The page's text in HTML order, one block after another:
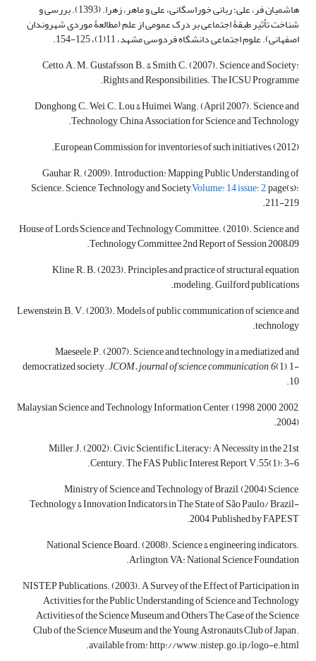
هاشمیان فر، علی؛ ربانی خوراسگانی، علی و ماهر، زهرا. (1393). بررسی و
شناخت تأثیر طبقۀ اجتماعی بر درک عمومی از علم (مطالعۀ موردی شهروندان
اصفهانی). علوم اجتماعی دانشگاه فردوسی مشهد، 11(1)، 125-154.
Cetto, A. M., Gustafsson, B., & Smith, C. (2007). Science and Society:
Rights and Responsibilities. The ICSU Programme.
Donghong, C., Wei, C., Lou & Huimei, Wang. (April 2007). Science and
Technology, China Association for Science and Technology.
European Commission for inventories of such initiatives, (2012).
Gauhar, R. (2009). Introduction: Mapping Public Understanding of
Science. Science, Technology and Society,Volume: 14 issue: 2,page(s):
211-219.
House of Lords Science and Technology Committee. (2010). Science and
Technology Committee 2nd Report of Session 2008–09.
Kline, R. B. (2023). Principles and practice of structural equation
modeling. Guilford publications.
Lewenstein, B. V. (2003). Models of public communication of science and
technology.
Maeseele, P. (2007). Science and technology in a mediatized and
democratized society.JCOM.journal ofscience communication,6(1), 1-
10.
Malaysian Science and Technology Information Center, (1998, 2000, 2002,
2004).
Miller, J. (2002). Civic Scientific Literacy: A Necessity in the 21st
Century. The FAS Public Interest Report, V.55(1): 3-6.
Ministry of Science and Technology of Brazil, (2004) Science,
Technology & Innovation Indicators in The State of São Paulo/ Brazil-
2004, Published by FAPEST.
National Science Board. (2008). Science & engineering indicators.
Arlington, VA: National Science Foundation.
NISTEP Publications. (2003). A Survey of the Effect of Participation in
Activities for the Public Understanding of Science and Technology
Activities of the Science Museum and Others The Case of the Science
Club of the Science Museum and the Young Astronauts Club of Japan.
available from: http://www.nistep.go.ip/logo-e.html.